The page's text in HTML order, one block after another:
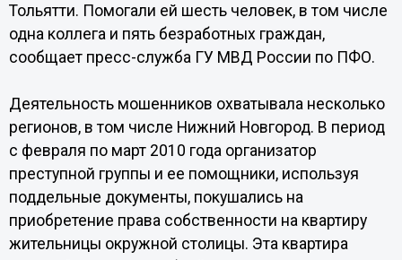
Тольятти. Помогали ей шесть человек, в том числе
одна коллега и пять безработных граждан,
сообщает пресс-служба ГУ МВД России по ПФО.
Деятельность мошенников охватывала несколько
регионов, в том числе Нижний Новгород. В период
с февраля по март 2010 года организатор
преступной группы и ее помощники, используя
поддельные документы, покушались на
приобретение права собственности на квартиру
жительницы окружной столицы. Эта квартира